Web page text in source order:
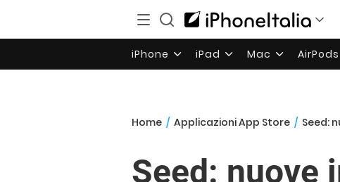
iPhone iPad Mac AirPods
Home / Applicazioni App Store / Seed:
Seed: nuove